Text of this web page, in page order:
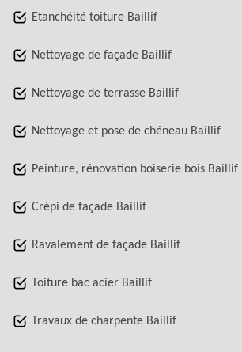
Etanchéité toiture Baillif
Nettoyage de façade Baillif
Nettoyage de terrasse Baillif
Nettoyage et pose de chéneau Baillif
Peinture, rénovation boiserie bois Baillif
Crépi de façade Baillif
Ravalement de façade Baillif
Toiture bac acier Baillif
Travaux de charpente Baillif